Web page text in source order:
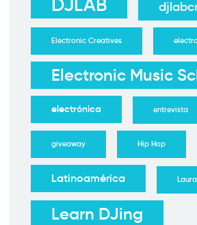
Electronic Creatives
Electronic Music
electrónica entrevista
giveaway Hip Hop
Latinoamérica
Learn DJing